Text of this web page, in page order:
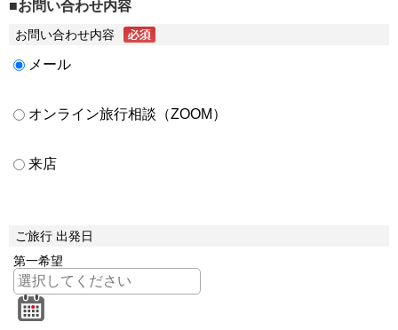
■お問い合わせ内容
お問い合わせ内容
メール
オンライン旅行相談（ZOOM）
来店
ご旅行 出発日
第一希望